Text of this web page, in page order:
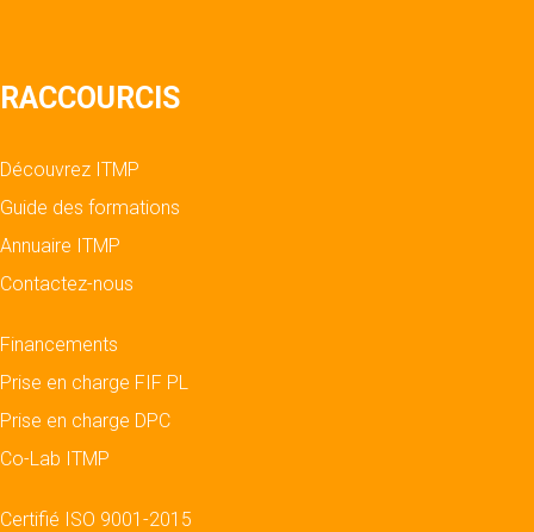
RACCOURCIS
Découvrez ITMP
Guide des formations
Annuaire ITMP
Contactez-nous
Financements
Prise en charge FIF PL
Prise en charge DPC
Co-Lab ITMP
Certifié ISO 9001-2015